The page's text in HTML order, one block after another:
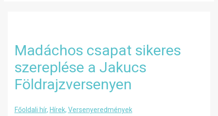
Madáchos csapat sikeres
szereplése a Jakucs
Földrajzversenyen
Főoldali hír, Hírek, Versenyeredmények